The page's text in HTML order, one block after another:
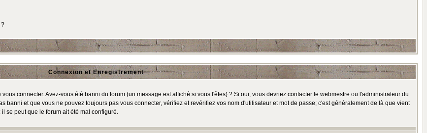
?
Connexion et Enregistrement
connecter. Avez-vous été banni du forum (un message est affiché si vous l'êtes) ? Si oui, vous devriez contacter le webmestre ou l'administrateur du
banni et que vous ne pouvez toujours pas vous connecter, vérifiez et revérifiez vos nom d'utilisateur et mot de passe; c'est généralement de là que vient
se peut que le forum ait été mal configuré.